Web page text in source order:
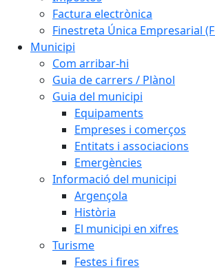
Factura electrònica
Finestreta Única Empresarial
Municipi
Com arribar-hi
Guia de carrers / Plànol
Guia del municipi
Equipaments
Empreses i comerços
Entitats i associacions
Emergències
Informació del municipi
Argençola
Història
El municipi en xifres
Turisme
Festes i fires